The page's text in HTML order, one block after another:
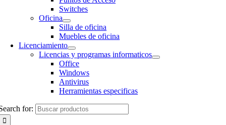
Switches
Oficina
Silla de oficina
Muebles de oficina
Licenciamiento
Licencias y programas informaticos
Office
Windows
Antivirus
Herramientas especificas
for: